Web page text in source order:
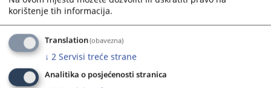
keyboard
shortcuts
for
changing
dates.
keyboard
shortcuts
for
changing
dates.
korištenje tih informacija.
Translation(obavezna)
↓ 2 Servisi treće strane
Analitika o posjećenosti stranica